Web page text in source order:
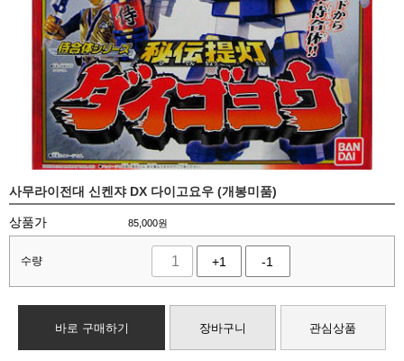
사무라이전대 신켄쟈 DX 다이고요우 (개봉미품)
상품가 85,000원
수량 +1 -1
바로 구매하기 장바구니 관심상품